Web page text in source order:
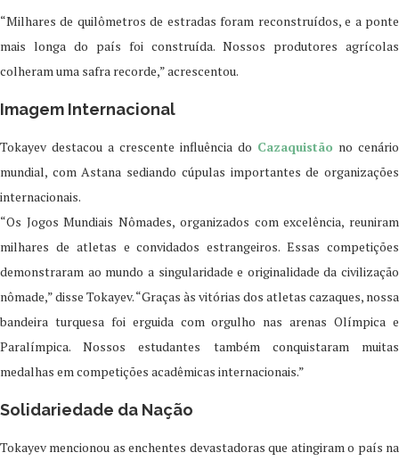
“Milhares de quilômetros de estradas foram reconstruídos, e a ponte
mais longa do país foi construída. Nossos produtores agrícolas
colheram uma safra recorde,” acrescentou.
Imagem Internacional
Tokayev destacou a crescente influência do Cazaquistão no cenário
mundial, com Astana sediando cúpulas importantes de organizações
internacionais.
“Os Jogos Mundiais Nômades, organizados com excelência, reuniram
milhares de atletas e convidados estrangeiros. Essas competições
demonstraram ao mundo a singularidade e originalidade da civilização
nômade,” disse Tokayev. “Graças às vitórias dos atletas cazaques, nossa
bandeira turquesa foi erguida com orgulho nas arenas Olímpica e
Paralímpica. Nossos estudantes também conquistaram muitas
medalhas em competições acadêmicas internacionais.”
Solidariedade da Nação
Tokayev mencionou as enchentes devastadoras que atingiram o país na